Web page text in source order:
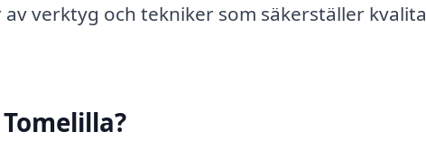
verktyg och tekniker som säkerställer